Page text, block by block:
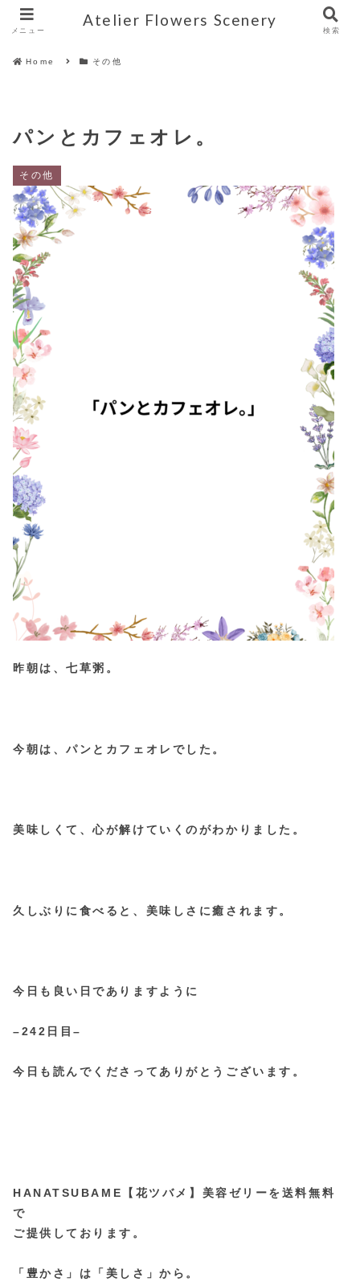
Home その他
パンとカフェオレ。
その他
昨朝は、七草粥。
今朝は、パンとカフェオレでした。
美味しくて、心が解けていくのがわかりました。
久しぶりに食べると、美味しさに癒されます。
今日も良い日でありますように
–242 日目–
今日も読んでくださってありがとうございます。
HANATSUBAME【花ツバメ】美容ゼリーを送料無料
で
ご提供しております。
「豊かさ」は「美しさ」から。
メニュー
Atelier Flowers Scenery
検索